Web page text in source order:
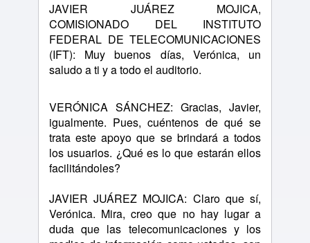
JAVIER JUÁREZ MOJICA,
COMISIONADO DEL INSTITUTO
FEDERAL DE TELECOMUNICACIONES
(IFT): Muy buenos días, Verónica, un
saludo a ti y a todo el auditorio.
VERÓNICA SÁNCHEZ: Gracias, Javier,
igualmente. Pues, cuéntenos de qué se
trata este apoyo que se brindará a todos
los usuarios. ¿Qué es lo que estarán ellos
facilitándoles?
JAVIER JUÁREZ MOJICA: Claro que sí,
Verónica. Mira, creo que no hay lugar a
duda que las telecomunicaciones y los